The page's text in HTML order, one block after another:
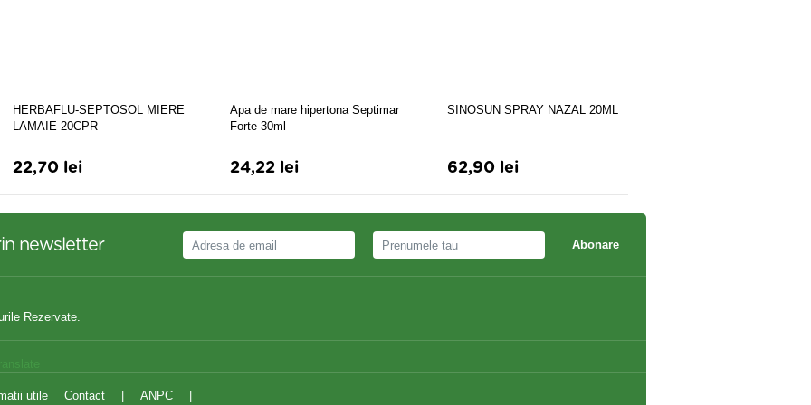
HERBAFLU-SEPTOSOL MIERE
LAMAIE 20CPR
22,70 lei
Apa de mare hipertona Septimar
Forte 30ml
24,22 lei
SINOSUN SPRAY NAZAL 20ML
62,90 lei
newsletter Abonare
Rezervate.
utile Contact ANPC